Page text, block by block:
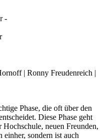
-
| Ronny Freudenreich |
Phase, die oft über den
Diese Phase geht
neuen Freunden,
sondern ist auch